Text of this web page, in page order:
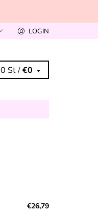
LOGIN
0 St /€0
€26,79